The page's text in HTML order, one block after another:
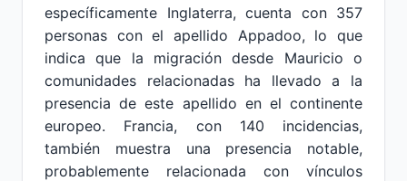
específicamente Inglaterra, cuenta con 357
personas con el apellido Appadoo, lo que
indica que la migración desde Mauricio o
comunidades relacionadas ha llevado a la
presencia de este apellido en el continente
europeo. Francia, con 140 incidencias,
también muestra una presencia notable,
probablemente relacionada con vínculos